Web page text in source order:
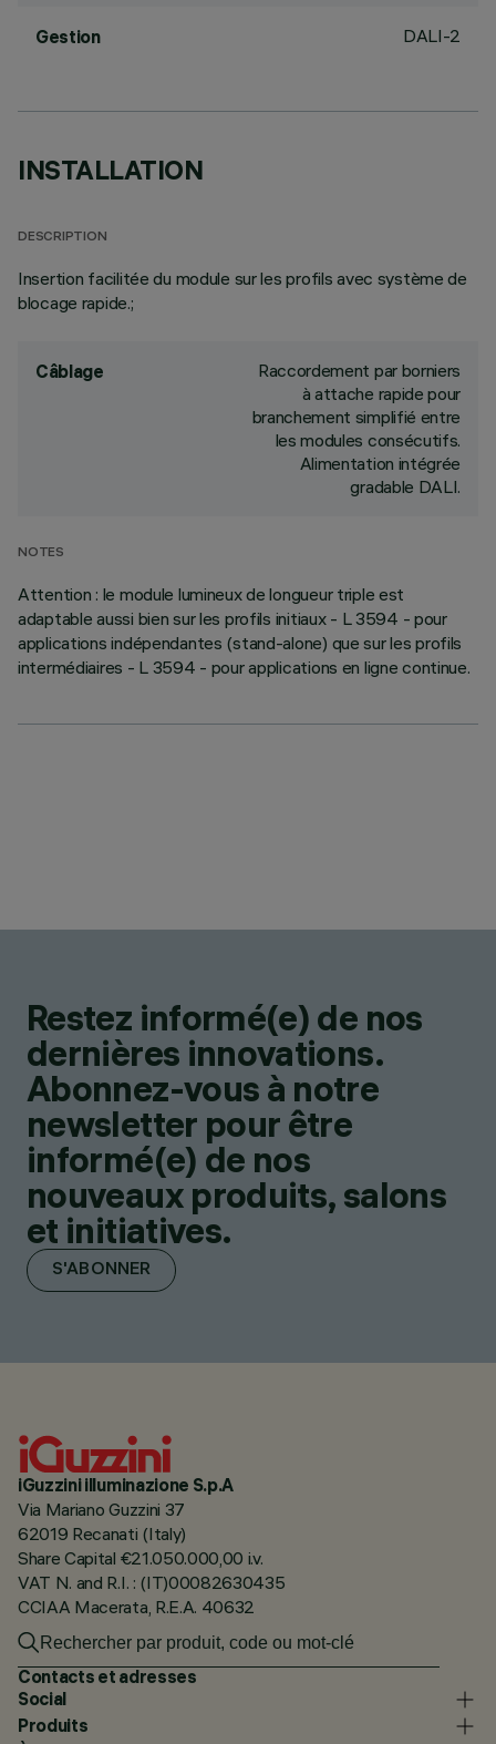
Gestion DALI-2
INSTALLATION
DESCRIPTION
Insertion facilitée du module sur les profils avec système de
blocage rapide.;
Câblage
Raccordement par borniers
à attache rapide pour
branchement simplifié entre
les modules consécutifs.
Alimentation intégrée
gradable DALI.
NOTES
Attention : le module lumineux de longueur triple est
adaptable aussi bien sur les profils initiaux - L 3594 - pour
applications indépendantes (stand-alone) que sur les profils
intermédiaires - L 3594 - pour applications en ligne continue.
Restez informé(e) de nos
dernières innovations.
Abonnez-vous à notre
newsletter pour être
informé(e) de nos
nouveaux produits, salons
et initiatives.
S'ABONNER
iGuzzini illuminazione S.p.A
Via Mariano Guzzini 37
62019 Recanati (Italy)
Share Capital €21.050.000,00 i.v.
VAT N. and R.I. : (IT)00082630435
CCIAA Macerata, R.E.A. 40632
Contacts et adresses
Social
Produits